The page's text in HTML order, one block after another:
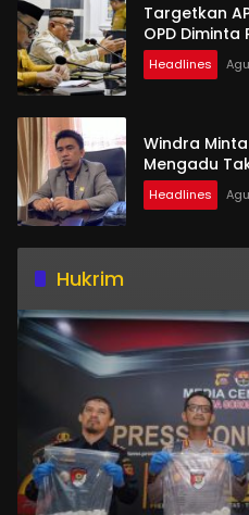
Targetkan
OPD
Headlines
Windra
Mengadu
Headlines
Hukrim